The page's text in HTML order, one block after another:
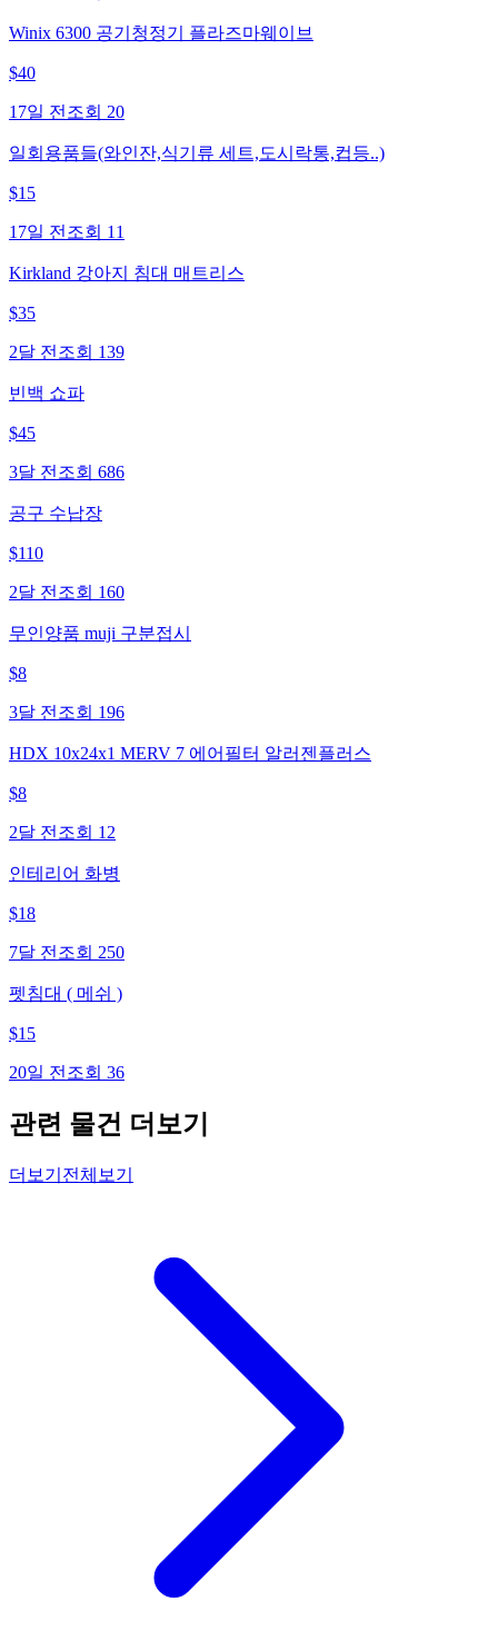
Winix 6300 공기청정기 플라즈마웨이브
$40
17일 전 조회 20
일회용품들(와인잔,식기류 세트,도시락통,컵등..)
$15
17일 전 조회 11
Kirkland 강아지 침대 매트리스
$35
2달 전 조회 139
빈백 쇼파
$45
3달 전 조회 686
공구 수납장
$110
2달 전 조회 160
무인양품 muji 구분접시
$8
3달 전 조회 196
HDX 10x24x1 MERV 7 에어필터 알러젠플러스
$8
2달 전 조회 12
인테리어 화병
$18
7달 전 조회 250
펫침대 ( 메쉬 )
$15
20일 전 조회 36
관련 물건 더보기
더보기 전체보기